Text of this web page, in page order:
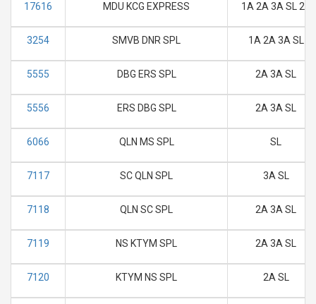
17616 MDU KCG EXPRESS 1A 2A 3A SL 2S
3254 SMVB DNR SPL 1A 2A 3A SL
5555 DBG ERS SPL 2A 3A SL
5556 ERS DBG SPL 2A 3A SL
6066 QLN MS SPL SL
7117 SC QLN SPL 3A SL
7118 QLN SC SPL 2A 3A SL
7119 NS KTYM SPL 2A 3A SL
7120 KTYM NS SPL 2A SL